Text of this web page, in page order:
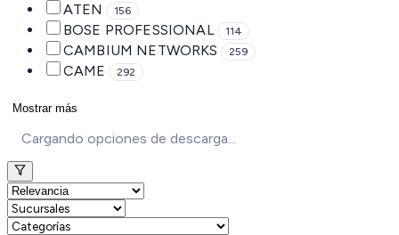
ATEN 156
BOSE PROFESSIONAL 114
CAMBIUM NETWORKS 259
CAME 292
Mostrar más
Cargando opciones de descarga...